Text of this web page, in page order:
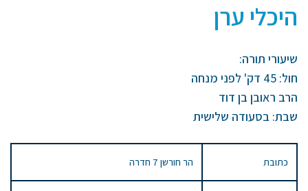
היכלי ערן
שיעורי תורה:
חול: 45 דק' לפני מנחה
הרב ראובן בן דוד
שבת: בסעודה שלישית
כתובת הר חורשן 7 חדרה